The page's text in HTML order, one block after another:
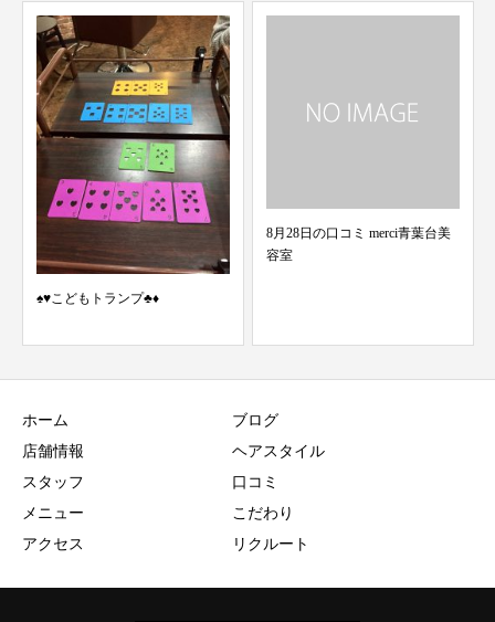
8月28日の口コミ merci青葉台美
4月 スタイリストのお休み
ホーム
店舗情報
スタッフ
メニュー
アクセス
ブログ
ヘアスタイル
口コミ
こだわり
リクルート